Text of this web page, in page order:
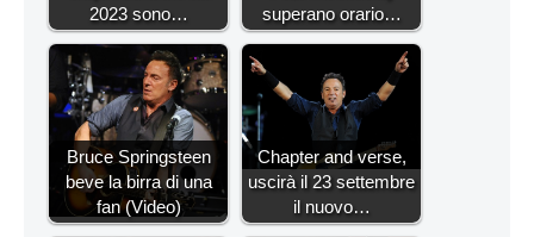
2023 sono…
superano orario…
Bruce Springsteen
beve la birra di una
fan (Video)
Chapter and verse,
uscirà il 23 settembre
il nuovo…